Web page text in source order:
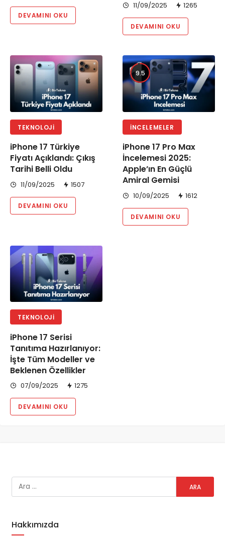
DEVAMINI OKU
11/09/2025 1265
DEVAMINI OKU
TEKNOLOJI
iPhone 17 Türkiye
Fiyatı Açıklandı: Çıkış
Tarihi Belli Oldu
11/09/2025 1507
DEVAMINI OKU
9.5
İNCELEMELER
iPhone 17 Pro Max
İncelemesi 2025:
Apple’ın En Güçlü
Amiral Gemisi
10/09/2025 1612
DEVAMINI OKU
TEKNOLOJI
iPhone 17 Serisi
Tanıtıma Hazırlanıyor:
İşte Tüm Modeller ve
Beklenen Özellikler
07/09/2025 1275
DEVAMINI OKU
Hakkımızda